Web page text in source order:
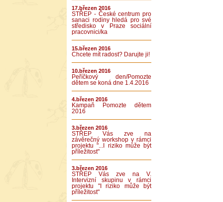
17.březen 2016
STŘEP - České centrum pro
sanaci rodiny hledá pro své
středisko v Praze sociální
pracovnici/ka
15.březen 2016
Chcete mít radost? Darujte ji!
10.březen 2016
Peříčkový den/Pomozte
dětem se koná dne 1.4.2016
4.březen 2016
Kampaň Pomozte dětem
2016
3.březen 2016
STŘEP Vás zve na
závěrečný workshop v rámci
projektu "...I riziko může být
příležitost"
3.březen 2016
STŘEP Vás zve na V.
Intervizní skupinu v rámci
projektu "I riziko může být
příležitost"